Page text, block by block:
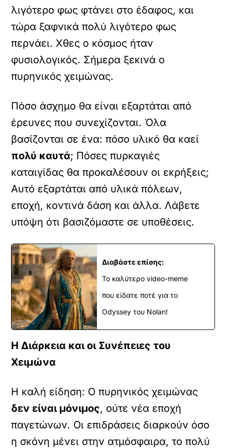
λιγότερο φως φτάνει στο έδαφος, και
τώρα ξαφνικά πολύ λιγότερο φως
περνάει. Χθες ο κόσμος ήταν
φυσιολογικός. Σήμερα ξεκινά ο
πυρηνικός χειμώνας.
Πόσο άσχημο θα είναι εξαρτάται από
έρευνες που συνεχίζονται. Όλα
βασίζονται σε ένα: πόσο υλικό θα καεί
πολύ καυτά; Πόσες πυρκαγιές
καταιγίδας θα προκαλέσουν οι εκρήξεις;
Αυτό εξαρτάται από υλικά πόλεων,
εποχή, κοντινά δάση και άλλα. Λάβετε
υπόψη ότι βασιζόμαστε σε υποθέσεις.
Διαβάστε επίσης:
Το καλύτερο video-meme
που είδατε ποτέ για το
Odyssey του Nolan!
Η Διάρκεια και οι Συνέπειες του
Χειμώνα
Η καλή είδηση: Ο πυρηνικός χειμώνας
δεν είναι μόνιμος, ούτε νέα εποχή
παγετώνων. Οι επιδράσεις διαρκούν όσο
η σκόνη μένει στην ατμόσφαιρα, το πολύ